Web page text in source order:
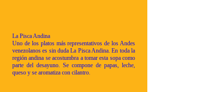
La Pisca Andina
Uno de los platos más representativos de los Andes
venezolanos es sin duda La Pisca Andina. En toda la
región andina se acostumbra a tomar esta sopa como
parte del desayuno. Se compone de papas, leche,
queso y se aromatiza con cilantro.